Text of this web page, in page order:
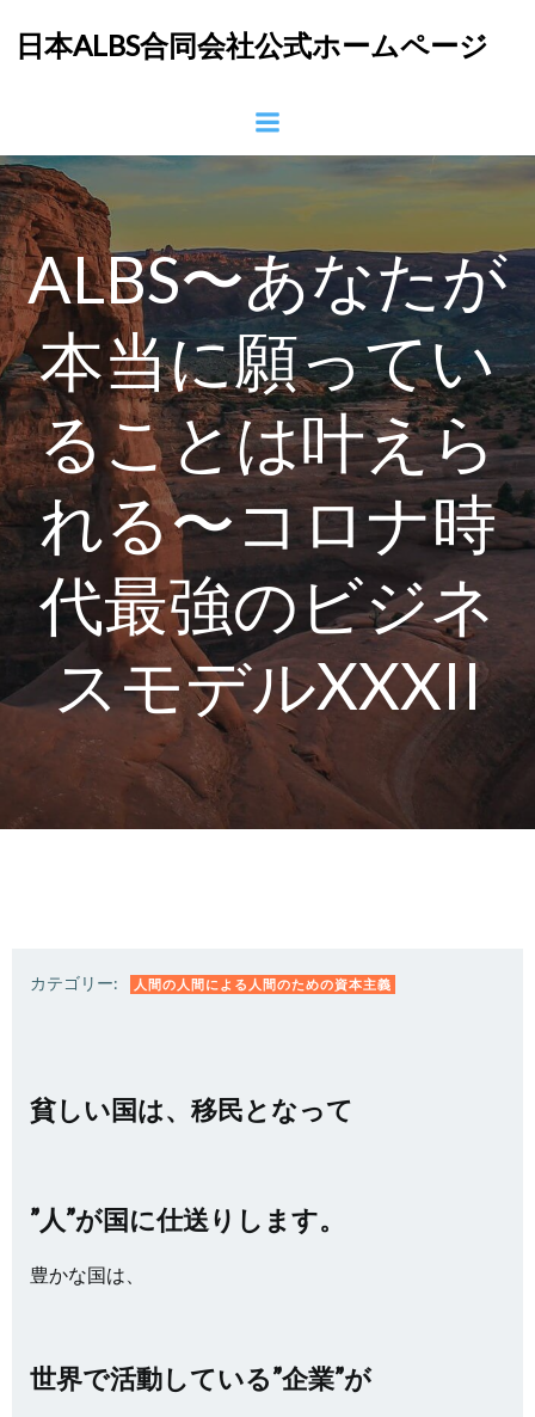
ン
ツ
へ
ス
プ
日本ALBS合同会社公式ホームページ
ALBS〜あなたが
本当に願ってい
ることは叶えら
れる〜コロナ時
代最強のビジネ
スモデルXXXII
カテゴリー: 人間の人間による人間のための資本主義
貧しい国は、 移民となって
”人”が国に仕送りします。
豊かな国は、
世界で活動している”企業”が